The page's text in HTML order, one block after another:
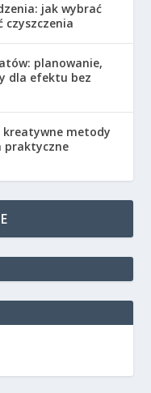
jak wybrać
czyszczenia
planowanie,
dla efektu bez
kreatywne metody
praktyczne